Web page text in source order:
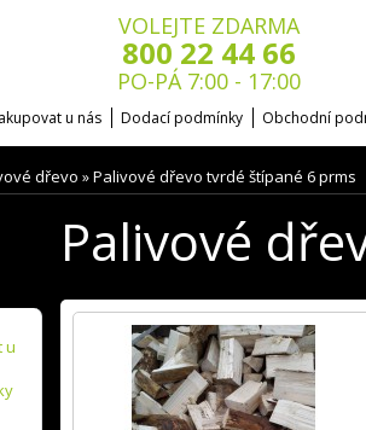
VOLEJTE ZDARMA
800 22 44 66
PO-PÁ 7:00 - 17:00
u nás Dodací podmínky Obchodní
dřevo »Palivové dřevo tvrdé štípané 6 prms
u
Palivové